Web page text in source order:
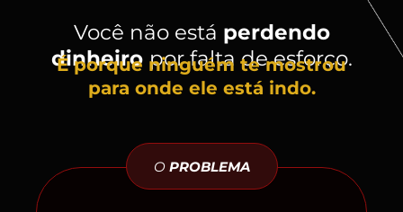
Você não está perdendo
dinheiro por falta de esforço.
É porque ninguém te mostrou
para onde ele está indo.
O PROBLEMA